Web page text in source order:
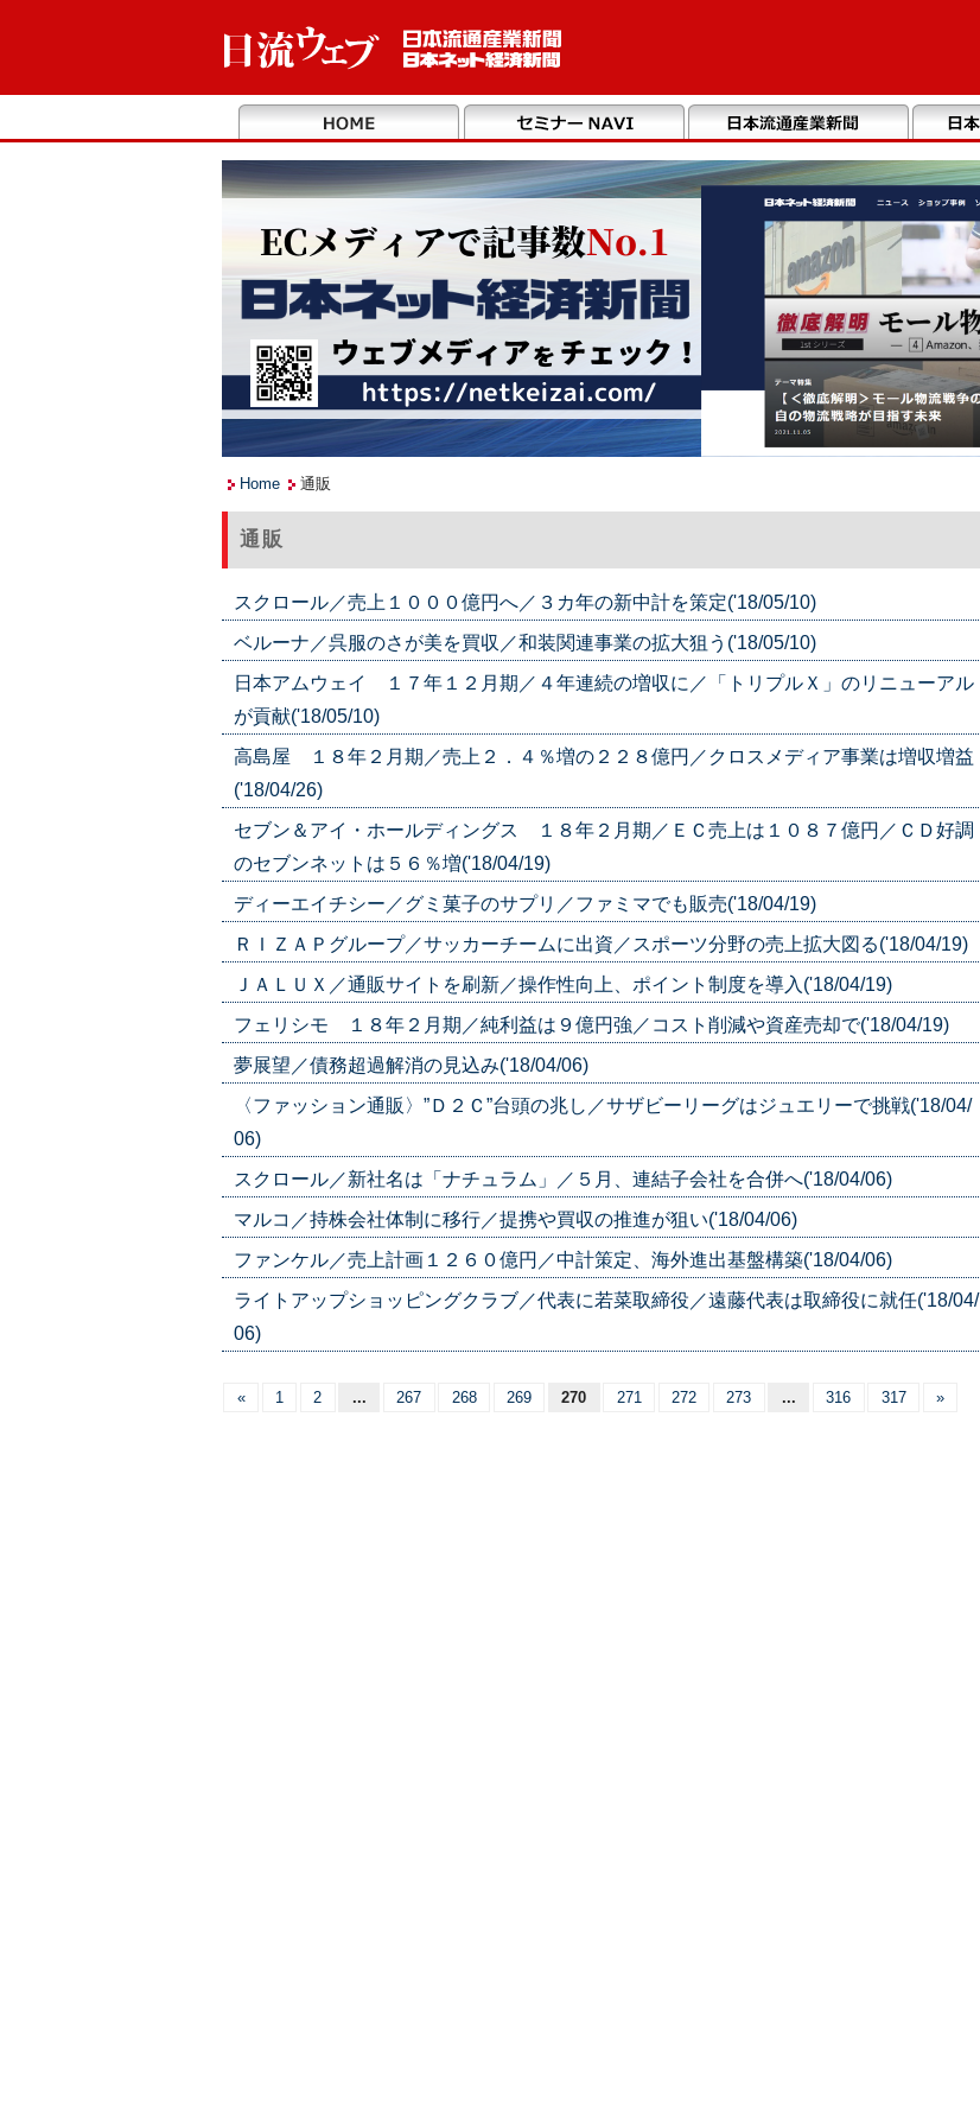
Home 通販
通販
スクロール／売上１０００億円へ／３カ年の新中計を策定('18/05/10)
ベルーナ／呉服のさが美を買収／和装関連事業の拡大狙う('18/05/10)
日本アムウェイ １７年１２月期／４年連続の増収に／「トリプルＸ」のリニューアル
が貢献('18/05/10)
高島屋 １８年２月期／売上２．４％増の２２８億円／クロスメディア事業は増収増益
('18/04/26)
セブン＆アイ・ホールディングス １８年２月期／ＥＣ売上は１０８７億円／ＣＤ好調
のセブンネットは５６％増('18/04/19)
ディーエイチシー／グミ菓子のサプリ／ファミマでも販売('18/04/19)
ＲＩＺＡＰグループ／サッカーチームに出資／スポーツ分野の売上拡大図る('18/04/19)
ＪＡＬＵＸ／通販サイトを刷新／操作性向上、ポイント制度を導入('18/04/19)
フェリシモ １８年２月期／純利益は９億円強／コスト削減や資産売却で('18/04/19)
夢展望／債務超過解消の見込み('18/04/06)
〈ファッション通販〉”Ｄ２Ｃ”台頭の兆し／サザビーリーグはジュエリーで挑戦('18/04/
06)
スクロール／新社名は「ナチュラム」／５月、連結子会社を合併へ('18/04/06)
マルコ／持株会社体制に移行／提携や買収の推進が狙い('18/04/06)
ファンケル／売上計画１２６０億円／中計策定、海外進出基盤構築('18/04/06)
ライトアップショッピングクラブ／代表に若菜取締役／遠藤代表は取締役に就任('18/04/
06)
« 1 2 ... 267 268 269 270 271 272 273 ... 316 317 »